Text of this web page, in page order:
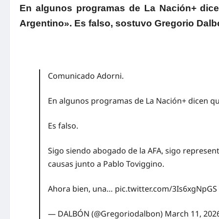
En algunos programas de La Nación+
Argentino». Es falso, sostuvo Gregorio
Comunicado Adorni.
En algunos programas de La Nación+ dicen
Es falso.
Sigo siendo abogado de la AFA, sigo
causas junto a Pablo Toviggino.
Ahora bien, una… pic.twitter.com/3Is6xgNpGS
— DALBÓN (@Gregoriodalbon) March 11,